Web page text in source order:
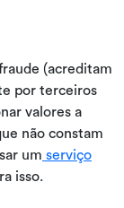
(acreditam
por terceiros
valores a
não constam
um serviço
isso.